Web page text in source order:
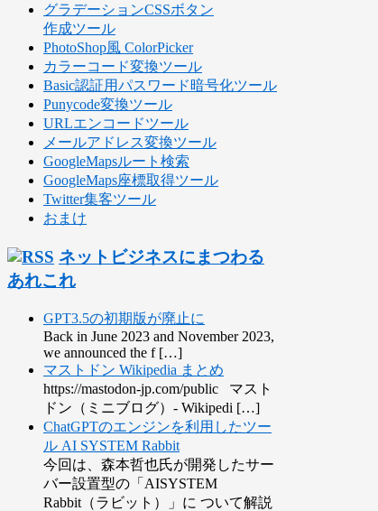
グラデーションCSSボタン
作成ツール
PhotoShop風 ColorPicker
カラーコード変換ツール
Basic認証用パスワード暗号化ツール
Punycode変換ツール
URLエンコードツール
メールアドレス変換ツール
GoogleMapsルート検索
GoogleMaps座標取得ツール
Twitter集客ツール
おまけ
ネットビジネスにまつわる
あれこれ
GPT3.5の初期版が廃止に
Back in June 2023 and November 2023,
we announced the f […]
マストドン Wikipedia まとめ
https://mastodon-jp.com/public マスト
ドン（ミニブログ）- Wikipedi […]
ChatGPTのエンジンを利用したツー
ル AI SYSTEM Rabbit
今回は、森本哲也氏が開発したサー
バー設置型の「AISYSTEM
Rabbit（ラビット）」に ついて解説